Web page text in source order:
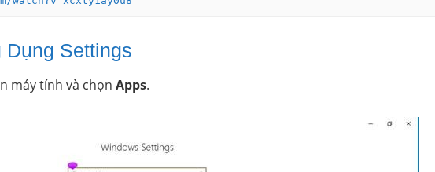
Settings
máy tính và chọn Apps.